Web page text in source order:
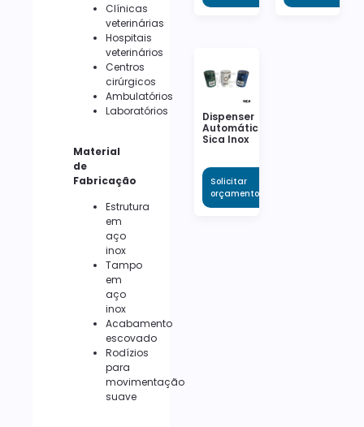
Clínicas
veterinárias
Hospitais
veterinários
Centros
cirúrgicos
Ambulatórios
Laboratórios
Material
de
Fabricação
Estrutura
em
aço
inox
Tampo
em
aço
inox
Acabamento
escovado
Rodízios
para
movimentação
suave
Dispenser
Automático
Sica Inox
Solicitar
orçamento